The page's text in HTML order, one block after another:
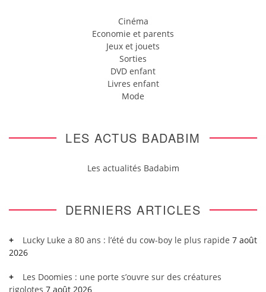
Cinéma
Economie et parents
Jeux et jouets
Sorties
DVD enfant
Livres enfant
Mode
LES ACTUS BADABIM
Les actualités Badabim
DERNIERS ARTICLES
Lucky Luke a 80 ans : l’été du cow-boy le plus rapide 7 août
2026
Les Doomies : une porte s’ouvre sur des créatures
rigolotes 7 août 2026